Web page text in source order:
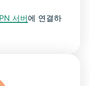
서버에 연결하